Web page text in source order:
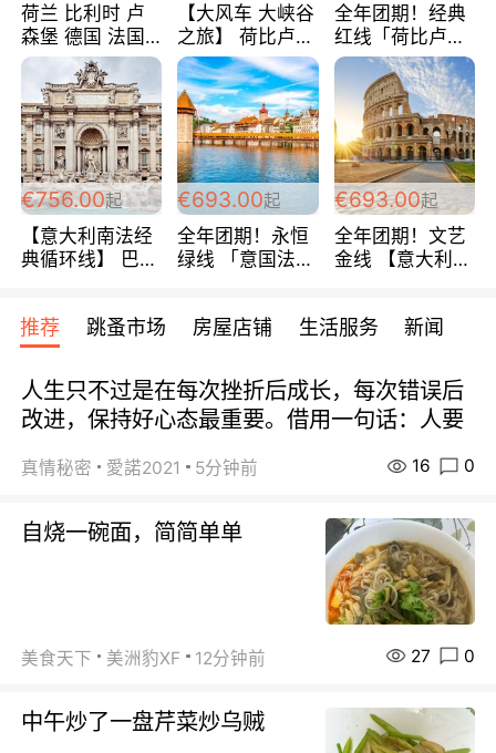
荷兰 比利时 卢
森堡 德国 法国
超爽玩遍西欧 循
环线 全程四星宾
馆 108欧/人/天
【大风车 大峡谷
之旅】 荷比卢德
法 巴黎上下 经
典五国四日游
488欧/人
全年团期！经典
红线「荷比卢德
法」七天循环 五
国 仅售99欧/人/
天！巴黎上下！
包拼房~
€756.00起
【意大利南法经
典循环线】 巴黎
宾馆 108欧/天起
全程756欧/位
€693.00起
全年团期！永恒
绿线 「意国法
欧/天起 ~包拼房
€693.00起
全年团期！文艺
金线 【意大利一
每周铁发！
推荐 跳蚤市场 房屋店铺 生活服务 新闻
人生只不过是在每次挫折后成长，每次错误后
改进，保持好心态最重要。借用一句话：人要
真情秘密 愛諾2021 5分钟前 16 0
自烧一碗面，简简单单
美食天下 美洲豹XF 12分钟前 27 0
中午炒了一盘芹菜炒乌贼